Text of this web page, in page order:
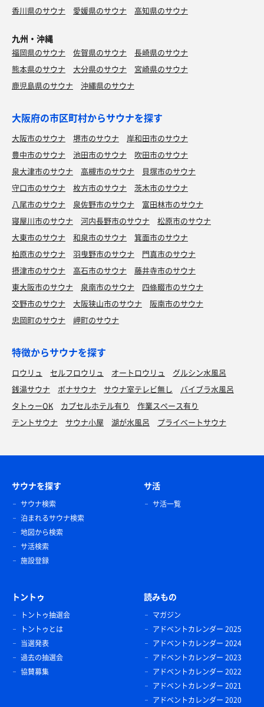
香川県のサウナ
愛媛県のサウナ 高知県のサウナ
九州・沖縄
福岡県のサウナ 佐賀県のサウナ
長崎県のサウナ
熊本県のサウナ
大分県のサウナ
宮崎県のサウナ
鹿児島県のサウナ
沖縄県のサウナ
大阪府の市区町村からサウナを探す
大阪市のサウナ 堺市のサウナ
岸和田市のサウナ
豊中市のサウナ
池田市のサウナ
吹田市のサウナ
泉大津市のサウナ
高槻市のサウナ
貝塚市のサウナ
守口市のサウナ
枚方市のサウナ
茨木市のサウナ
八尾市のサウナ
泉佐野市のサウナ
富田林市のサウナ
寝屋川市のサウナ
河内長野市のサウナ
松原市のサウナ
大東市のサウナ
和泉市のサウナ
箕面市のサウナ
柏原市のサウナ
羽曳野市のサウナ
門真市のサウナ
摂津市のサウナ
高石市のサウナ
藤井寺市のサウナ
東大阪市のサウナ
泉南市のサウナ
四條畷市のサウナ
交野市のサウナ
大阪狭山市のサウナ
阪南市のサウナ
忠岡町のサウナ
岬町のサウナ
特徴からサウナを探す
ロウリュ セルフロウリュ オートロウリュ
グルシン水風呂
銭湯サウナ
ボナサウナ サウナ室テレビ無し
バイブラ水風呂
タトゥーOK
カプセルホテル有り
作業スペース有り
テントサウナ
サウナ小屋 湖が水風呂 プライベートサウナ
サウナを探す
サウナ検索
泊まれるサウナ検索
地図から検索
サ活検索
施設登録
サ活
サ活一覧
トントゥ
トントゥ抽選会
トントゥとは
当選発表
過去の抽選会
協賛募集
読みもの
マガジン
アドベントカレンダー 2025
アドベントカレンダー 2024
アドベントカレンダー 2023
アドベントカレンダー 2022
アドベントカレンダー 2021
アドベントカレンダー 2020